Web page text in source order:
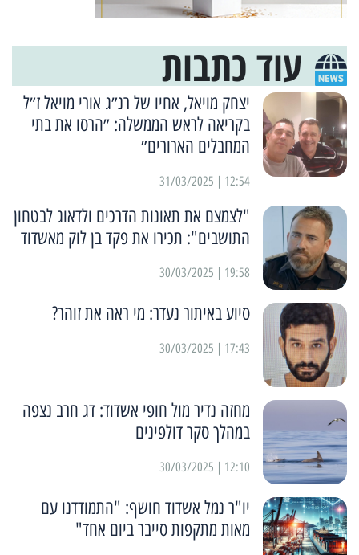
עוד כתבות
יצחק מויאל, אחיו של רנ״ג אורי מויאל ז״ל
בקריאה לראש הממשלה: ״הרסו את בתי
המחבלים הארורים״
12:54 | 31/03/2025
"לצמצם את תאונות הדרכים ולדאוג לבטחון
התושבים": תכירו את פקד בן לוק מאשדוד
19:58 | 30/03/2025
סיוע באיתור נעדר: מי ראה את זוהר?
17:43 | 30/03/2025
מחזה נדיר מול חופי אשדוד: דג חרב נצפה
במהלך סקר דולפינים
12:10 | 30/03/2025
יו"ר נמל אשדוד חושף: "התמודדנו עם
מאות מתקפות סייבר ביום אחד"